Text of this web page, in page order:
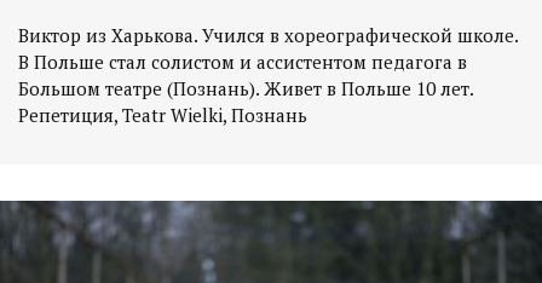
Виктор из Харькова. Учился в хореографической школе.
В Польше стал солистом и ассистентом педагога в
Большом театре (Познань). Живет в Польше 10 лет.